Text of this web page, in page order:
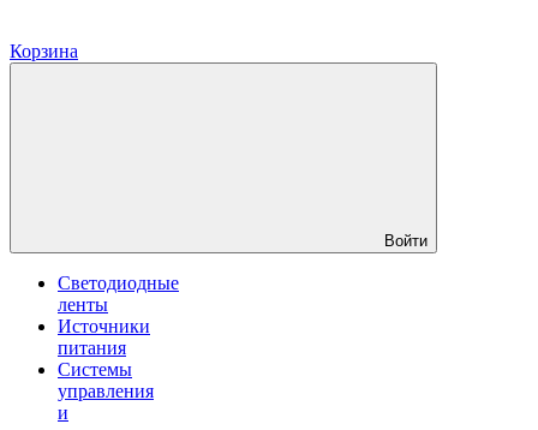
Корзина
Войти
Светодиодные
ленты
Источники
питания
Системы
управления
и